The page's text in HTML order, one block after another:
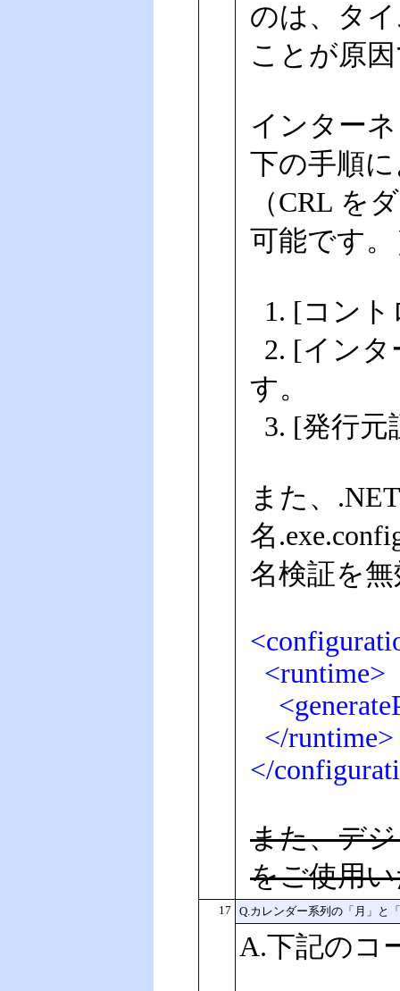
のは、タ
ことが原
インター
下の手順
（CRL を
可能です
1. [コン
2. [イン
す。
3. [発行
また、
名
名検証を
<runtime>
</runtime>
</
また、デ
をご使用
17 Q.カレンダー系列の「月」と
A.下記のコ